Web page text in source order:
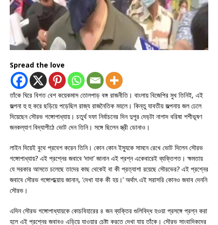
Spread the love
তাঁকে ঘিরে বিগত বেশ কয়েকমাস তোলপাড় বঙ্গ রাজনীতি। বাংলায় বিজেপির মুখ তিনিই, এই
জল্পনা হু হু করে ছড়িয়ে পড়েছিল রাজ্য রাজনৈতিক মহলে। কিন্তু যাবতীয় জল্পনায় জল ঢেলে
দিয়েছেন সৌরভ গঙ্গোপাধ্যায়। চতুর্থ দফা নির্বাচনের দিন দুপুর দেড়টা নাগাদ বরিষা শশীভূষণ
জনকল্যাণ বিদ্যাপীঠে ভোট দেন তিনি। সঙ্গে ছিলেন স্ত্রী ডোনাও।
লাইন দিয়েই বুথে প্রবেশ করেন তিনি। কোন কোন ইস্যুকে সামনে রেখে ভোট দিলেন সৌরভ
গঙ্গোপাধ্যায়? এই প্রশ্নের জবাবে ‘দাদা’ জানান এই প্রশ্ন একেবারেই ব্যক্তিগত। ক্ষমতায়
যে সরকার আসতে চলেছে তাদের কাছ থেকেই বা কী প্রত্যাশা রয়েছে সৌরভের? এই প্রশ্নের
জবাবে সৌরভ গঙ্গোপাধ্য়ায় জানান, ‘দেখা যাক কী হয়।’ অর্থাৎ এই সরাসরি কোনও জবাব দেননি
সৌরভ।
এদিন সৌরভ গঙ্গোপাধ্যায়কে কোচবিহারের ৪ জন ব্যক্তির গুলিবিদ্ধ হওয়া প্রসঙ্গে প্রশ্ন করা
হলে এই প্রশ্নের জবাবও এড়িয়ে যাওয়ার চেষ্টা করতে দেখা যায় তাঁকে। সৌরভ সাংবাদিকদের